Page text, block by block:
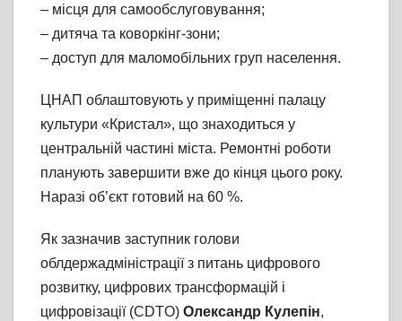
– місця для самообслуговування;
– дитяча та коворкінг-зони;
– доступ для маломобільних груп населення.
ЦНАП облаштовують у приміщенні палацу
культури «Кристал», що знаходиться у
центральній частині міста. Ремонтні роботи
планують завершити вже до кінця цього року.
Наразі об’єкт готовий на 60 %.
Як зазначив заступник голови
облдержадміністрації з питань цифрового
розвитку, цифрових трансформацій і
цифровізації (CDTO) Олександр Кулепін,